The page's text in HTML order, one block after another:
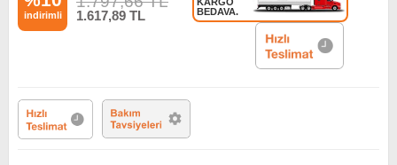
indirimli 1.617,89 TL
BEDAVA.